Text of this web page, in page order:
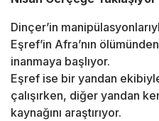
Dinçer’in
Eşref’in Afra’nın
inanmaya başlıyor.
Eşref ise bir yandan
çalışırken, diğer yandan
kaynağını araştırıyor.